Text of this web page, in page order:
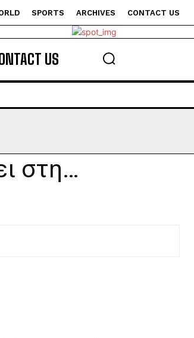
SPORTS ARCHIVES CONTACT US
US
στη…